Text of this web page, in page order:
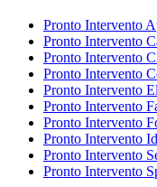
Pronto Intervento
Pronto Intervento
Pronto Intervento
Pronto Intervento
Pronto Intervento
Pronto Intervento
Pronto Intervento
Pronto Intervento
Pronto Intervento
Pronto Intervento